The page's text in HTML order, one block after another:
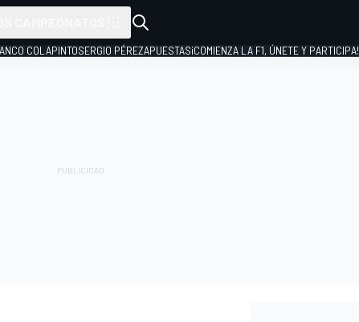
COLAPINTOSERGIO PÉREZAPUESTAS¡COMIENZA LA F1, ÚNETE Y PARTICIPA!